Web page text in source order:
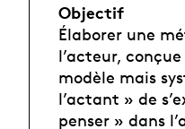
Objectif
Élaborer une
l’acteur,
modèle mais
l’actant » de
penser » dans